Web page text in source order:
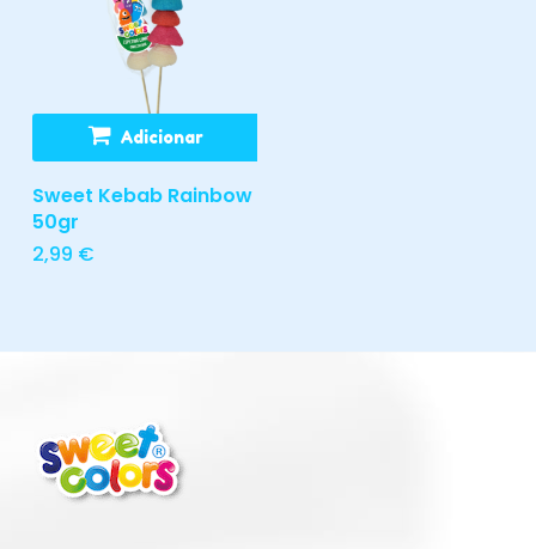
Adicionar
Sweet Kebab Rainbow
50gr
2,99 €